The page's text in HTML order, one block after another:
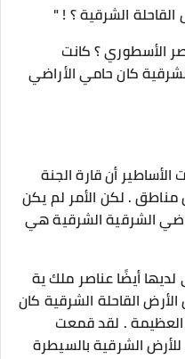
الشرقية ؟ ! "
الأسطوري ؟ كانت
كان حامي الأراضي
أن قارة الجنة
. لكن الأمر لم يكن
الشرقية الشرقية هي
أيضًا عناصر ملك ية
القاحلة الشرقية كان
. لقد قمعت
الشرقية بالسيطرة